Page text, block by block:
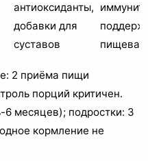
антиоксиданты,
добавки для
суставов
2 приёма пищи
порций критичен.
месяцев); подростки: 3
кормление не